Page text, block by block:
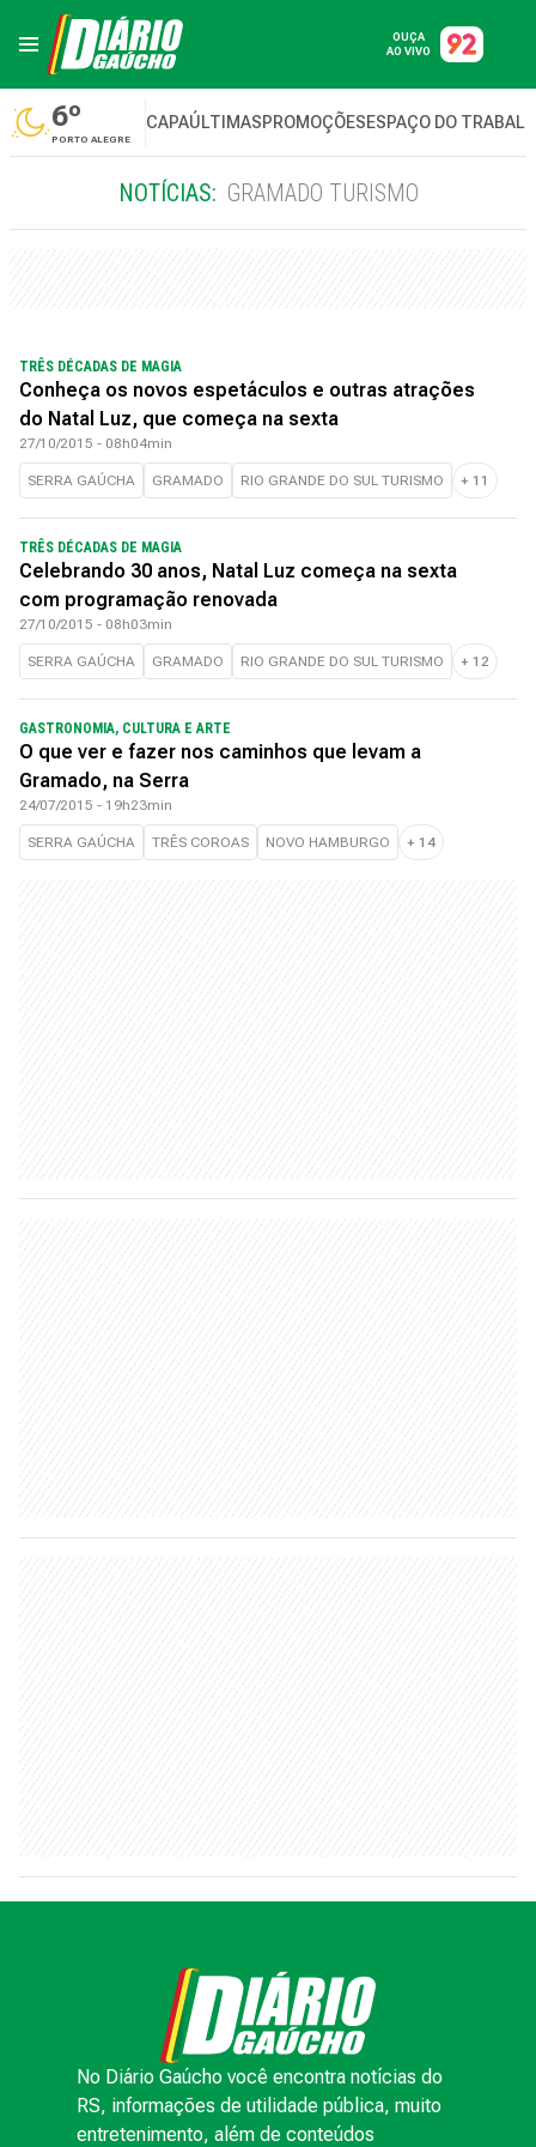
OUÇA
AO VIVO
6º
PORTO ALEGRE
CAPAÚLTIMASPROMOÇÕESESPAÇO DO
NOTÍCIAS: GRAMADO TURISMO
TRÊS DÉCADAS DE MAGIA
Conheça os novos espetáculos e outras atrações
do Natal Luz, que começa na sexta
27/10/2015 - 08h04min
SERRA GAÚCHA GRAMADO RIO GRANDE DO SUL TURISMO + 11
TRÊS DÉCADAS DE MAGIA
Celebrando 30 anos, Natal Luz começa na sexta
com programação renovada
27/10/2015 - 08h03min
SERRA GAÚCHA GRAMADO RIO GRANDE DO SUL TURISMO + 12
GASTRONOMIA, CULTURA E ARTE
O que ver e fazer nos caminhos que levam a
Gramado, na Serra
24/07/2015 - 19h23min
SERRA GAÚCHA TRÊS COROAS NOVO HAMBURGO + 14
No Diário Gaúcho você encontra notícias do
RS, informações de utilidade pública, muito
entretenimento, além de conteúdos